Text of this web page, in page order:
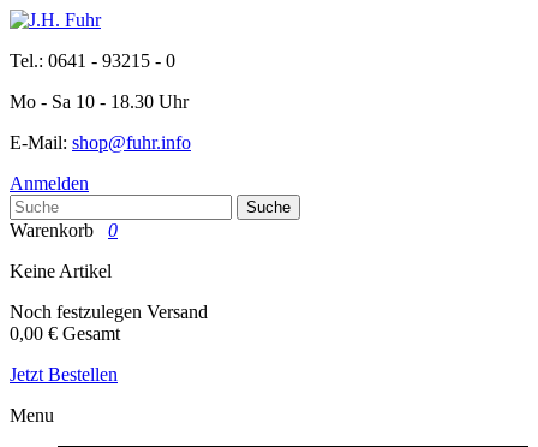
Tel.: 0641 - 93215 - 0
Mo - Sa 10 - 18.30 Uhr
E-Mail: shop@fuhr.info
Anmelden
Suche
Warenkorb
0
Keine Artikel
Noch festzulegen Versand
0,00 € Gesamt
Jetzt Bestellen
Menu